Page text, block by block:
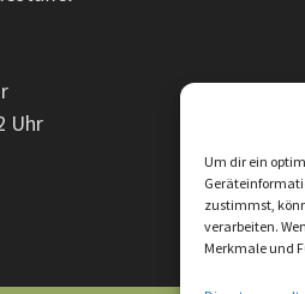
Um dir ein
zustimmst,
verarbeiten.
Merkmale und
Uhr